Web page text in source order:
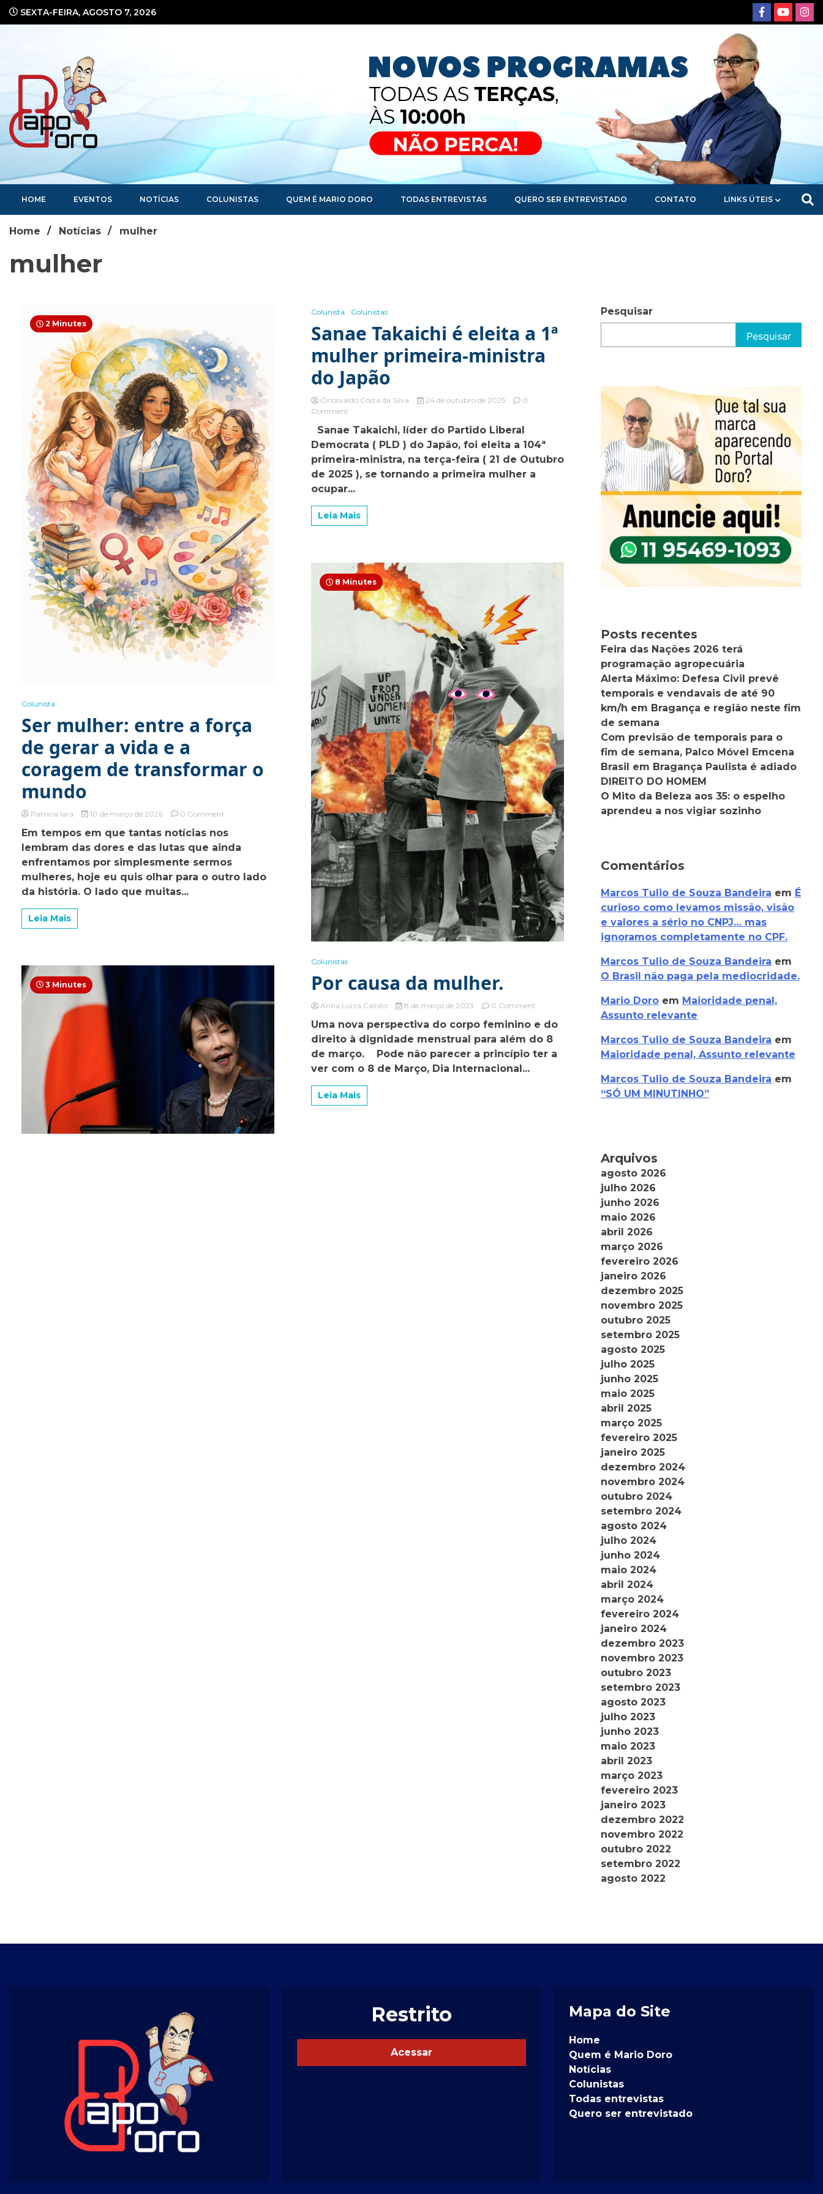
SEXTA-FEIRA, AGOSTO 7, 2026
Portal de Notícias
HOME EVENTOS NOTÍCIAS COLUNISTAS QUEM É MARIO DORO TODAS ENTREVISTAS QUERO SER ENTREVISTADO CONTATO LINKS ÚTEIS
Home Notícias mulher
mulher
2 Minutes
Colunista
Ser mulher: entre a força
de gerar a vida e a
coragem de transformar o
mundo
Patricia Iara 10 de março de 2026 0 Commenton
mulher:
entre
força
de
transformar
Em tempos em que tantas notícias nos
lembram das dores e das lutas que ainda
enfrentamos por simplesmente sermos
mulheres, hoje eu quis olhar para o outro lado
da história. O lado que muitas...
Leia Mais
3 Minutes
Colunista Colunistas
Sanae Takaichi é eleita a 1ª
mulher primeira-ministra
do Japão
Oriosvaldo Costa da Silva 24 de outubro de 2025
0
Comment
Takaichi
é
a
1ª
ministra
do
Sanae Takaichi, líder do Partido Liberal
Democrata ( PLD ) do Japão, foi eleita a 104ª
primeira-ministra, na terça-feira ( 21 de Outubro
de 2025 ), se tornando a primeira mulher a
ocupar...
Leia Mais
8 Minutes
Colunistas
Por causa da mulher.
Anna Luiza Calixto 8 de março de 2023 0 Commenton
causa
da
mulher.
Uma nova perspectiva do corpo feminino e do
direito à dignidade menstrual para além do 8
de março. Pode não parecer a princípio ter a
ver com o 8 de Março, Dia Internacional...
Leia Mais
Pesquisar
Pesquisar
Posts recentes
Feira das Nações 2026 terá
programação agropecuária
Alerta Máximo: Defesa Civil prevê
temporais e vendavais de até 90
km/h em Bragança e região neste fim
de semana
Com previsão de temporais para o
fim de semana, Palco Móvel Emcena
Brasil em Bragança Paulista é adiado
DIREITO DO HOMEM
O Mito da Beleza aos 35: o espelho
aprendeu a nos vigiar sozinho
Comentários
Marcos Tulio de Souza Bandeira em É
curioso como levamos missão, visão
e valores a sério no CNPJ… mas
ignoramos completamente no CPF.
Marcos Tulio de Souza Bandeira em
O Brasil não paga pela mediocridade.
Mario Doro em Maioridade penal,
Assunto relevante
Marcos Tulio de Souza Bandeira em
Maioridade penal, Assunto relevante
Marcos Tulio de Souza Bandeira em
“SÓ UM MINUTINHO”
Arquivos
agosto 2026
julho 2026
junho 2026
maio 2026
abril 2026
março 2026
fevereiro 2026
janeiro 2026
dezembro 2025
novembro 2025
outubro 2025
setembro 2025
agosto 2025
julho 2025
junho 2025
maio 2025
abril 2025
março 2025
fevereiro 2025
janeiro 2025
dezembro 2024
novembro 2024
outubro 2024
setembro 2024
agosto 2024
julho 2024
junho 2024
maio 2024
abril 2024
março 2024
fevereiro 2024
janeiro 2024
dezembro 2023
novembro 2023
outubro 2023
setembro 2023
agosto 2023
julho 2023
junho 2023
maio 2023
abril 2023
março 2023
fevereiro 2023
janeiro 2023
dezembro 2022
novembro 2022
outubro 2022
setembro 2022
agosto 2022
Restrito
Acessar
Mapa do Site
Home
Quem é Mario Doro
Notícias
Colunistas
Todas entrevistas
Quero ser entrevistado